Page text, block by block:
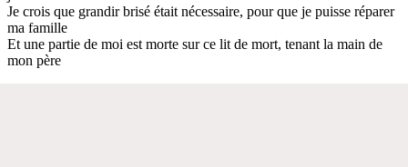
Je crois que grandir brisé était nécessaire, pour que je puisse réparer
ma famille
Et une partie de moi est morte sur ce lit de mort, tenant la main de
mon père